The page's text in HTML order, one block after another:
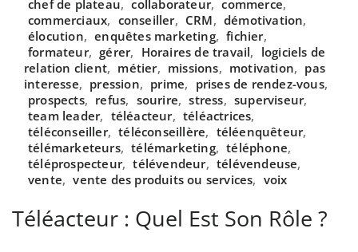
chef de plateau, collaborateur, commerce,
commerciaux, conseiller, CRM, démotivation,
élocution, enquêtes marketing, fichier,
formateur, gérer, Horaires de travail, logiciels de
relation client, métier, missions, motivation, pas
interesse, pression, prime, prises de rendez-vous,
prospects, refus, sourire, stress, superviseur,
team leader, téléacteur, téléactrices,
téléconseiller, téléconseillère, téléenquêteur,
télémarketeurs, télémarketing, téléphone,
téléprospecteur, télévendeur, télévendeuse,
vente, vente des produits ou services, voix
Téléacteur : Quel Est Son Rôle ?